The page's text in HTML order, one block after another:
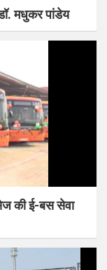
मधुकर पांडेय
की ई-बस सेवा